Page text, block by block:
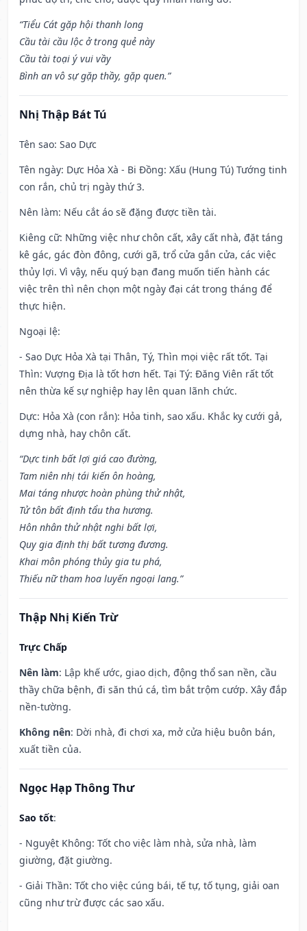
“Tiểu Cát gặp hội thanh long
Cầu tài cầu lộc ở trong quẻ này
Cầu tài toại ý vui vầy
Bình an vô sự gặp thầy, gặp quen.”
Nhị Thập Bát Tú
Tên sao: Sao Dực
Tên ngày: Dực Hỏa Xà - Bi Đồng: Xấu (Hung Tú) Tướng tinh
con rắn, chủ trị ngày thứ 3.
Nên làm: Nếu cắt áo sẽ đặng được tiền tài.
Kiêng cữ: Những việc như chôn cất, xây cất nhà, đặt táng
kê gác, gác đòn đông, cưới gã, trổ cửa gắn cửa, các việc
thủy lợi. Vì vậy, nếu quý bạn đang muốn tiến hành các
việc trên thì nên chọn một ngày đại cát trong tháng để
thực hiện.
Ngoại lệ:
- Sao Dực Hỏa Xà tại Thân, Tý, Thìn mọi việc rất tốt. Tại
Thìn: Vượng Địa là tốt hơn hết. Tại Tý: Đăng Viên rất tốt
nên thừa kế sự nghiệp hay lên quan lãnh chức.
Dực: Hỏa Xà (con rắn): Hỏa tinh, sao xấu. Khắc kỵ cưới gả,
dựng nhà, hay chôn cất.
“Dực tinh bất lợi giá cao đường,
Tam niên nhị tái kiến ôn hoàng,
Mai táng nhược hoàn phùng thử nhật,
Tử tôn bất định tẩu tha hương.
Hôn nhân thử nhật nghi bất lợi,
Quy gia định thị bất tương đương.
Khai môn phóng thủy gia tu phá,
Thiếu nữ tham hoa luyến ngoại lang.”
Thập Nhị Kiến Trừ
Trực Chấp
Nên làm: Lập khế ước, giao dịch, động thổ san nền, cầu
thầy chữa bệnh, đi săn thú cá, tìm bắt trộm cướp. Xây đắp
nền-tường.
Không nên: Dời nhà, đi chơi xa, mở cửa hiệu buôn bán,
xuất tiền của.
Ngọc Hạp Thông Thư
Sao tốt:
- Nguyệt Không: Tốt cho việc làm nhà, sửa nhà, làm
giường, đặt giường.
- Giải Thần: Tốt cho việc cúng bái, tế tự, tố tụng, giải oan
cũng như trừ được các sao xấu.